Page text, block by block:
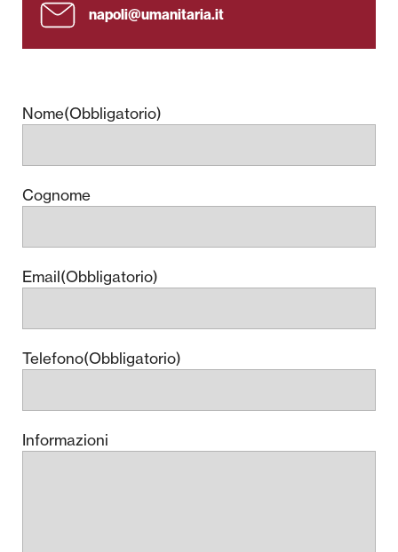
napoli@umanitaria.it
Nome(Obbligatorio)
Cognome
Email(Obbligatorio)
Telefono(Obbligatorio)
Informazioni